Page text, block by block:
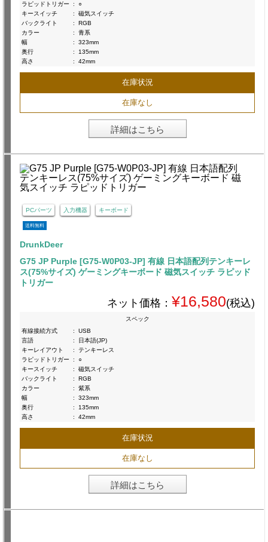
ラピッドトリガー
:
○
キースイッチ
:
磁気スイッチ
バックライト
:
RGB
カラー
:
青系
幅
:
323mm
奥行
:
135mm
高さ
: 42mm
在庫状況
在庫なし
詳細はこちら
PCパーツ 入力機器 キーボード
送料無料
DrunkDeer
G75 JP Purple [G75-W0P03-JP] 有線 日本語配列テンキーレ
ス(75%サイズ) ゲーミングキーボード 磁気スイッチ ラピッド
トリガー
ネット価格： ¥16,580(税込)
スペック
有線接続方式
:
USB
言語
:
日本語(JP)
キーレイアウト
:
テンキーレス
ラピッドトリガー
:
○
キースイッチ
:
磁気スイッチ
バックライト
:
RGB
カラー
:
紫系
幅
:
323mm
奥行
:
135mm
高さ
: 42mm
在庫状況
在庫なし
詳細はこちら